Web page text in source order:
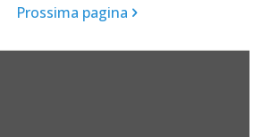
Prossima pagina